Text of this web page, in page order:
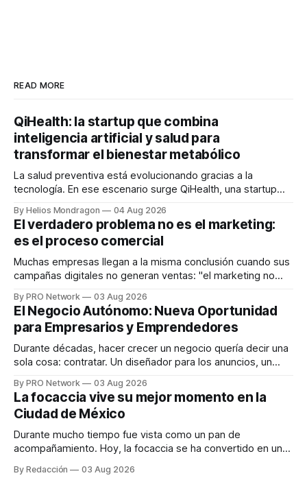
READ MORE
QiHealth: la startup que combina
inteligencia artificial y salud para
transformar el bienestar metabólico
La salud preventiva está evolucionando gracias a la
tecnología. En ese escenario surge QiHealth, una startup
dispositivos inteligentes, inteligencia artificial y monitoreo
en tiempo real para ayudar a las personas a tomar mejores
decisiones sobre su salud metabólica. Su propuesta busca
responder
By Helios Mondragon 04 Aug 2026
El verdadero problema no es el marketing:
es el proceso comercial
Muchas empresas llegan a la misma conclusión cuando sus
campañas digitales no generan ventas: "el marketing no
INTERIUS, el problema suele estar en otro lugar. Durante
una entrevista para el podcast SER PRO, el especialista en
marketing digital explicó que
By PRO Network 03 Aug 2026
El Negocio Autónomo: Nueva Oportunidad
para Empresarios y Emprendedores
Durante décadas, hacer crecer un negocio quería decir una
sola cosa: contratar. Un diseñador para los anuncios, un
para los textos, alguien que supiera de publicidad digital
para encontrar prospectos, un vendedor para atender
llamadas y mensajes, y —con suerte— una persona
By PRO Network 03 Aug 2026
La focaccia vive su mejor momento en la
Ciudad de México
Durante mucho tiempo fue vista como un pan de
acompañamiento. Hoy, la focaccia se ha convertido en uno
artesanal, ingredientes de calidad y experiencias que
By Redacción 03 Aug 2026